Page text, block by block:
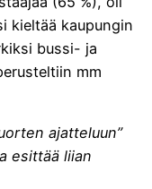
kieltää kaupungin
bussi- ja
mm
ajatteluun”
esittää liian